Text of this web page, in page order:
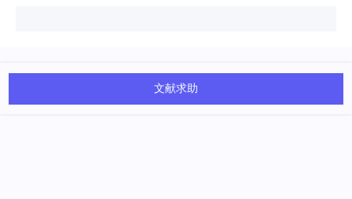
文献求助